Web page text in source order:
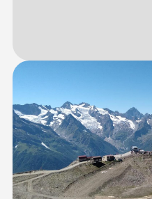
НАШИ
ПОЕЗДКИ